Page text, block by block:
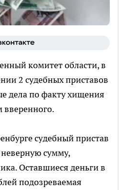
комитет области, в
2 судебных приставов
дела по факту хищения
судебный пристав
сумму,
Оставшиеся деньги в
подозреваемая